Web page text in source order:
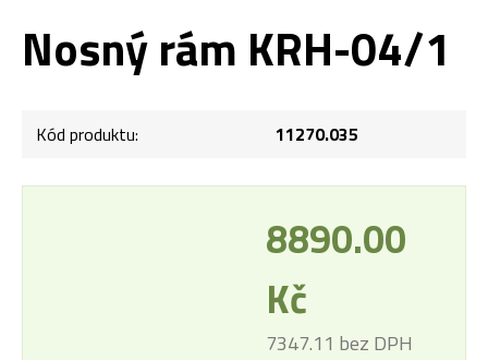
Nosný rám KRH-04/1
Kód produktu: 11270.035
8890.00
Kč
7347.11 bez DPH